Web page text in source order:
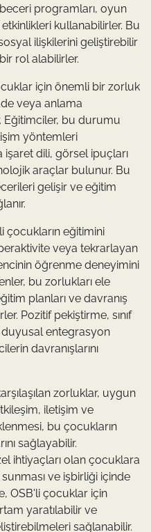
programları, oyun
kullanabilirler. Bu
ilişkilerini geliştirebilir
rol alabilirler.
için önemli bir zorluk
veya anlama
Eğitimciler, bu durumu
yöntemleri
işaret dili, görsel ipuçları
araçlar bulunur. Bu
gelişir ve eğitim
çocukların eğitimini
veya tekrarlayan
öğrenme deneyimini
bu zorlukları ele
planları ve davranış
Pozitif pekiştirme, sınıf
duyusal entegrasyon
davranışlarını
zorluklar, uygun
iletişim ve
bu çocukların
sağlayabilir.
ihtiyaçları olan çocuklara
ve işbirliği içinde
OSB'li çocuklar için
yaratılabilir ve
sağlanabilir.